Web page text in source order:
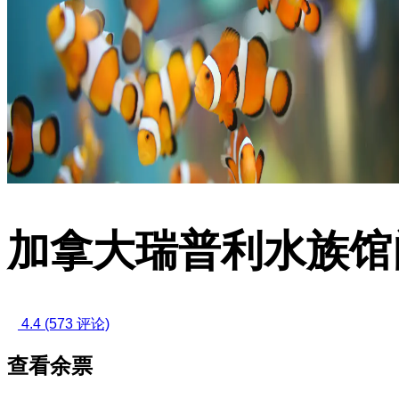
加拿大瑞普利水族
4.4 (573 评论)
查看余票